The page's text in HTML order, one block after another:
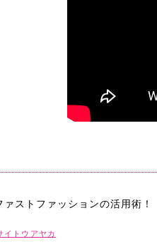
ストファッションの活用術！
イトウアヤカ